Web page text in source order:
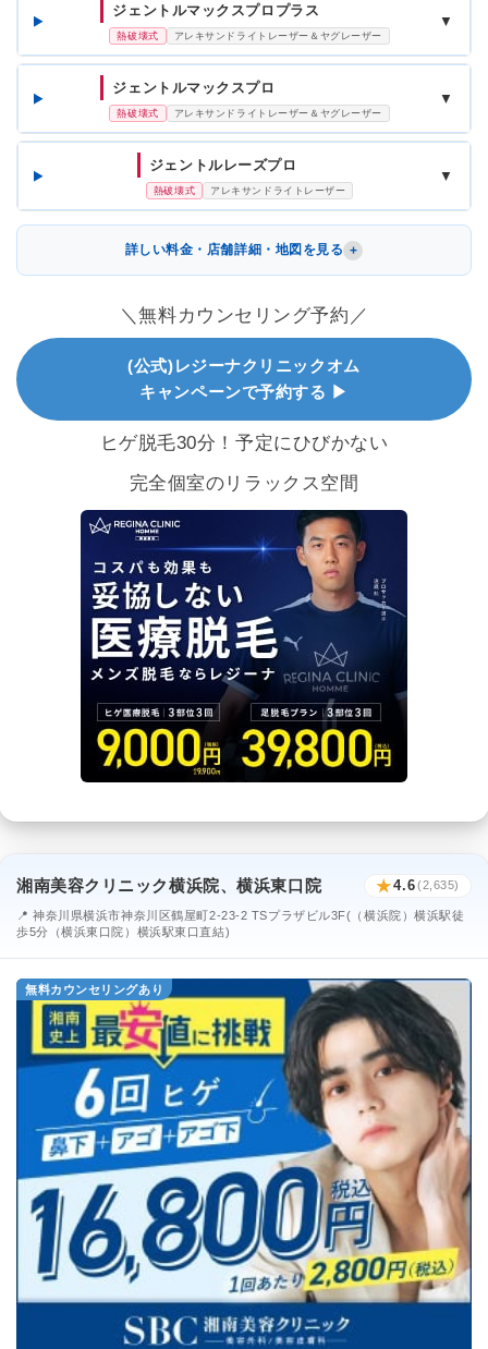
ジェントルマックスプロプラス
熱破壊式 アレキサンドライトレーザー＆ヤグレーザー
▼
ジェントルマックスプロ
熱破壊式 アレキサンドライトレーザー＆ヤグレーザー
▼
ジェントルレーズプロ
熱破壊式 アレキサンドライトレーザー
▼
詳しい料金・店舗詳細・地図を見る
＼無料カウンセリング予約／
(公式)レジーナクリニックオム
キャンペーンで予約する ▶
ヒゲ脱毛30分！予定にひびかない
完全個室のリラックス空間
湘南美容クリニック横浜院、横浜東口院 ★4.6(2,635)
📍 神奈川県横浜市神奈川区鶴屋町2-23-2 TSプラザビル3F(（横浜院）横浜駅徒
歩5分（横浜東口院）横浜駅東口直結)
無料カウンセリングあり